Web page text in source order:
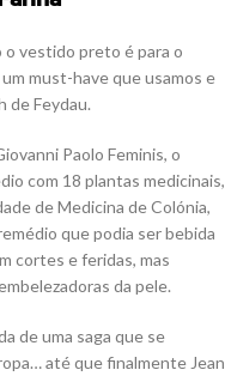
o vestido preto é para o
must-have que usamos e
de Feydau.
Paolo Feminis, o
com 18 plantas medicinais,
de Medicina de Colónia,
que podia ser bebida
cortes e feridas, mas
da pele.
de uma saga que se
até que finalmente Jean